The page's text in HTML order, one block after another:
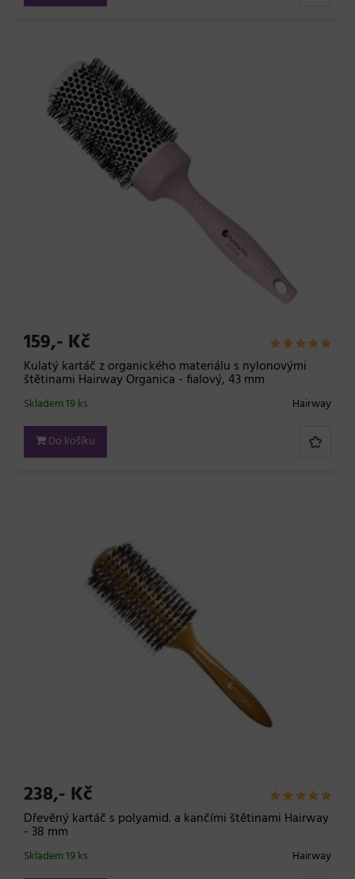
159,- Kč
Kulatý kartáč z organického materiálu s nylonovými
štětinami Hairway Organica - fialový, 43 mm
Hairway
Skladem 19 ks
Do košíku
238,- Kč
Dřevěný kartáč s polyamid. a kančími štětinami Hairway
- 38 mm
Hairway
Skladem 19 ks